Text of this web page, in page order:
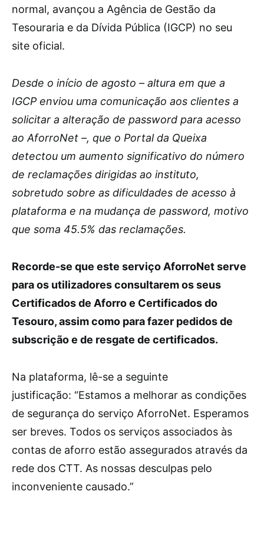
normal, avançou a Agência de Gestão da
Tesouraria e da Dívida Pública (IGCP) no seu
site oficial.
Desde o início de agosto – altura em que a
IGCP enviou uma comunicação aos clientes a
solicitar a alteração de password para acesso
ao AforroNet –, que o Portal da Queixa
detectou um aumento significativo do número
de reclamações dirigidas ao instituto,
sobretudo sobre as dificuldades de acesso à
plataforma e na mudança de password, motivo
que soma 45.5% das reclamações.
Recorde-se que este serviço AforroNet serve
para os utilizadores consultarem os seus
Certificados de Aforro e Certificados do
Tesouro, assim como para fazer pedidos de
subscrição e de resgate de certificados.
Na plataforma, lê-se a seguinte
justificação: “Estamos a melhorar as condições
de segurança do serviço AforroNet. Esperamos
ser breves. Todos os serviços associados às
contas de aforro estão assegurados através da
rede dos CTT. As nossas desculpas pelo
inconveniente causado.”